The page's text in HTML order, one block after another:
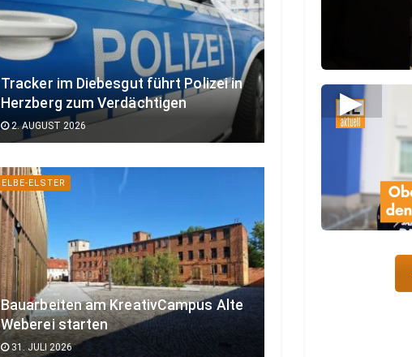
Tracker im Diebesgut führt Polizei in
Herzberg zum Verdächtigen
2. AUGUST 2026
ELBE-ELSTER
Bauarbeiten am KreativCampus Alte
Weberei starten
31. JULI 2026
▶